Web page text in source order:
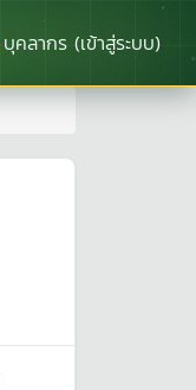
บุคลากร (เข้าสู่ระบบ)